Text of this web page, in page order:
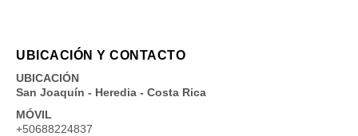
UBICACIÓN Y CONTACTO
UBICACIÓN
San Joaquín - Heredia - Costa Rica
MÓVIL
+50688224837